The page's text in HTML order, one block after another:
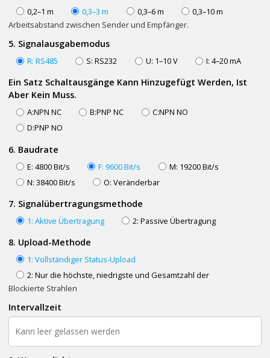
0,2–1 m 0,3–3 m 0,3–6 m
0,3–10 m
Arbeitsabstand zwischen Sender und Empfänger.
5. Signalausgabemodus
R: RS485 S: RS232 U: 1–10 V I: 4–20 mA
Ein Satz Schaltausgänge Kann Hinzugefügt Werden, Ist
Aber Kein Muss.
A:NPN NC B:PNP NC
C:NPN NO
D:PNP NO
6. Baudrate
E: 4800 Bit/s F: 9600 Bit/s
M: 19200 Bit/s
N: 38400 Bit/s
O: Veränderbar
7. Signalübertragungsmethode
1: Aktive Übertragung 2: Passive Übertragung
8. Upload-Methode
1: Vollständiger Status-Upload
2: Nur die höchste, niedrigste und Gesamtzahl der
Blockierte Strahlen
Intervallzeit